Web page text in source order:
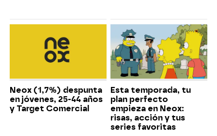
Neox (1,7%) despunta
en jóvenes, 25-44 años
y Target Comercial
Esta temporada, tu
plan perfecto
empieza en Neox:
risas, acción y tus
series favoritas